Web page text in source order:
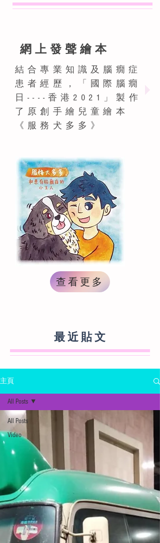
網上發聲繪本
結合專業知識及腦癇症
患者經歷，「國際腦癇
日----香港2021」製作
了原創手繪兒童繪本
《服務犬多多》
查看更多
最 近 貼 文
主頁
All Posts
Video
All Posts